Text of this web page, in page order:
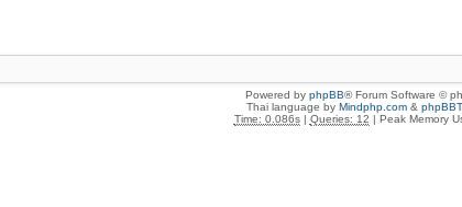
Powered by phpBB® Forum Software ©
Thai language by Mindphp.com&
Time: 0.086s| Queries: 12 | Peak Memory